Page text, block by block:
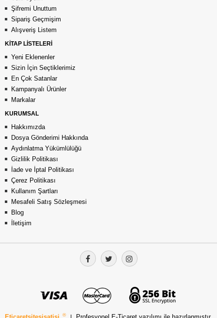
Şifremi Unuttum
Sipariş Geçmişim
Alışveriş Listem
KİTAP LİSTELERİ
Yeni Eklenenler
Sizin İçin Seçtiklerimiz
En Çok Satanlar
Kampanyalı Ürünler
Markalar
KURUMSAL
Hakkımızda
Dosya Gönderimi Hakkında
Aydınlatma Yükümlülüğü
Gizlilik Politikası
İade ve İptal Politikası
Çerez Politikası
Kullanım Şartları
Mesafeli Satış Sözleşmesi
Blog
İletişim
®